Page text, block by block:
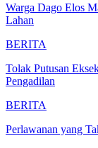
Warga Dago Elos
Lahan
BERITA
Tolak Putusan
Pengadilan
BERITA
Perlawanan yang